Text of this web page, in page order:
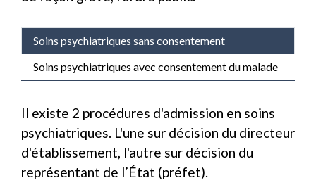
Soins psychiatriques sans consentement
Soins psychiatriques avec consentement du malade
Il existe 2 procédures d'admission en soins
psychiatriques. L'une sur décision du directeur
d'établissement, l'autre sur décision du
représentant de l’État (préfet).